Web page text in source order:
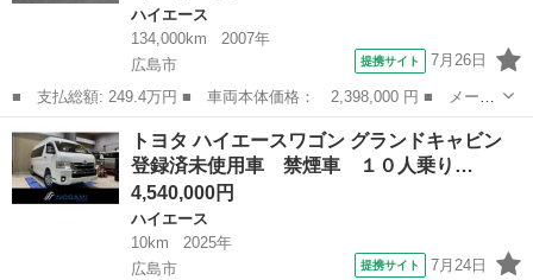
ハイエース
134,000km
2007年
広島市
提携サイト 7月26日
■ 支払総額: 249.4万円 ■ 車両本体価格： 2,398,000 円 ■ メーカ
ー名： トヨタ ■ 車種名： ハイエースバン ■ グレード名： Ｓ
ロングワイドＤＸ Ｓロング キャンピング ４ＷＤ ヒッチメンバ
ー ■ ...
広島 広島市 ハイエース
トヨタ ハイエースワゴン グランドキャビン
登録済未使用車 禁煙車 １０人乗り…
4,540,000円
ハイエース
10km
2025年
広島市
提携サイト 7月24日